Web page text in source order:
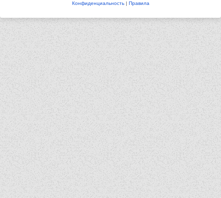
Конфиденциальность| Правила